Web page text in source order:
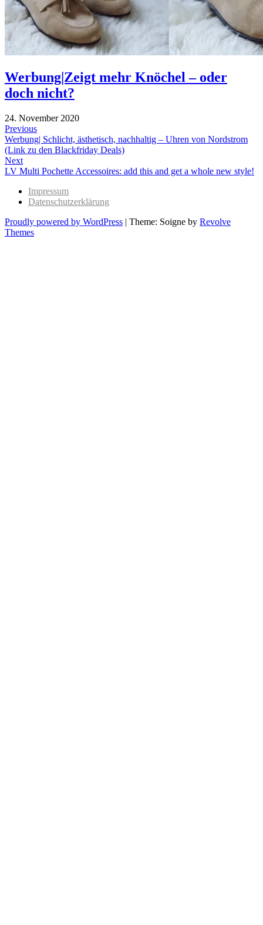
Werbung|Zeigt mehr Knöchel – oder
doch nicht?
24. November 2020
Beitragsnavigation
Previous
Previous
post:
Werbung| Schlicht, ästhetisch, nachhaltig – Uhren von Nordstrom
(Link zu den Blackfriday Deals)
Next
Next
LV Multi Pochette Accessoires: add this and get a whole new style!
Impressum
Datenschutzerklärung
Proudly powered by WordPress | Theme: Soigne by Revolve
Themes